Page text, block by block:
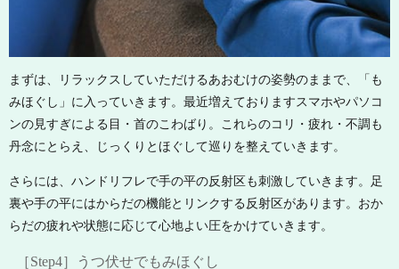
まずは、リラックスしていただけるあおむけの姿勢のままで、「も
みほぐし」に入っていきます。最近増えておりますスマホやパソコ
ンの見すぎによる目・首のこわばり。これらのコリ・疲れ・不調も
丹念にとらえ、じっくりとほぐして巡りを整えていきます。
さらには、ハンドリフレで手の平の反射区も刺激していきます。足
裏や手の平にはからだの機能とリンクする反射区があります。おか
らだの疲れや状態に応じて心地よい圧をかけていきます。
［Step4］うつ伏せでもみほぐし